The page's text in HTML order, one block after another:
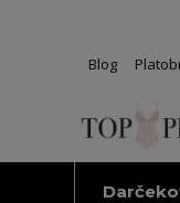
Blog